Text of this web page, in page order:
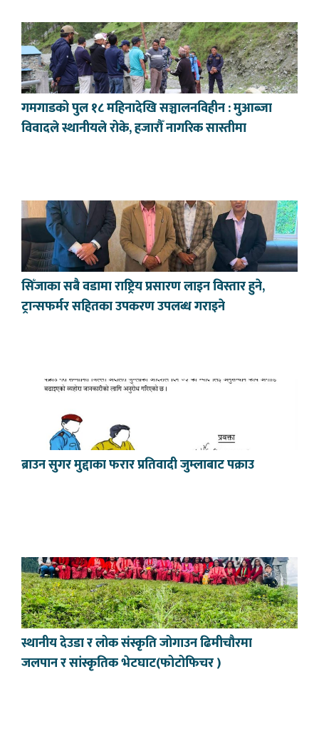
गमगाडको पुल १८ महिनादेखि सञ्चालनविहीन : मुआब्जा
विवादले स्थानीयले रोके, हजारौँ नागरिक सास्तीमा
सिँजाका सबै वडामा राष्ट्रिय प्रसारण लाइन विस्तार हुने,
ट्रान्सफर्मर सहितका उपकरण उपलब्ध गराइने
ब्राउन सुगर मुद्दाका फरार प्रतिवादी जुम्लाबाट पक्राउ
स्थानीय देउडा र लोक संस्कृति जोगाउन ढिमीचौरमा
जलपान र सांस्कृतिक भेटघाट(फोटोफिचर )